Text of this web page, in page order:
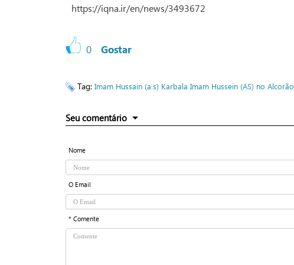
https://iqna.ir/en/news/3493672
0 Gostar
Tag: Imam Hussain (a.s) Karbala Imam Hussein (AS) no Alcorão
Seu comentário
Nome
O Email
* Comente